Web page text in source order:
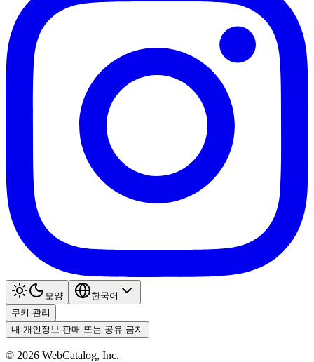
모양
한국어
쿠키 관리
내 개인정보 판매 또는 공유 금지
© 2026 WebCatalog, Inc.